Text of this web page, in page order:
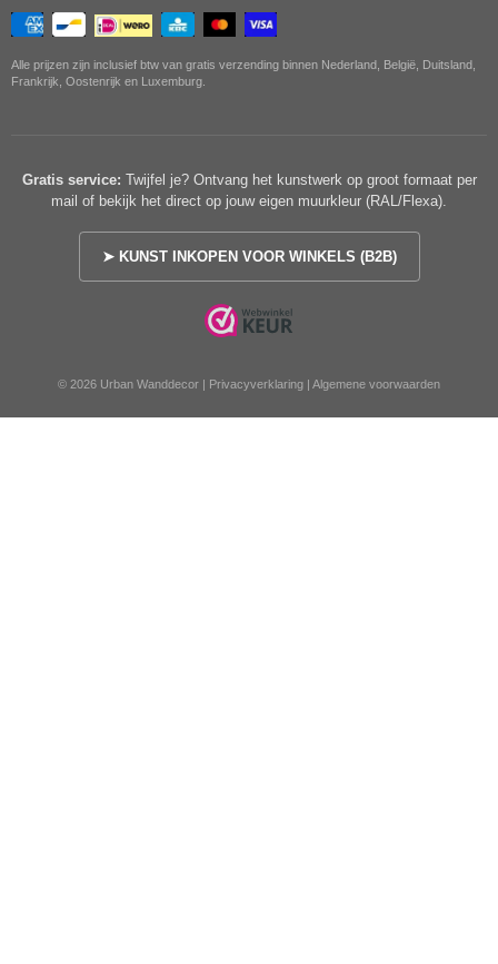
Alle prijzen zijn inclusief btw van gratis verzending binnen Nederland, België, Duitsland,
Frankrijk, Oostenrijk en Luxemburg.
Gratis service: Twijfel je? Ontvang het kunstwerk op groot formaat per
mail of bekijk het direct op jouw eigen muurkleur (RAL/Flexa).
➤ KUNST INKOPEN VOOR WINKELS (B2B)
© 2026 Urban Wanddecor | Privacyverklaring | Algemene voorwaarden